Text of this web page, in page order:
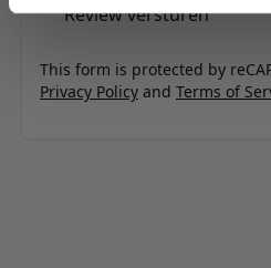
Review versturen
This form is protected by
Privacy Policy and Terms of